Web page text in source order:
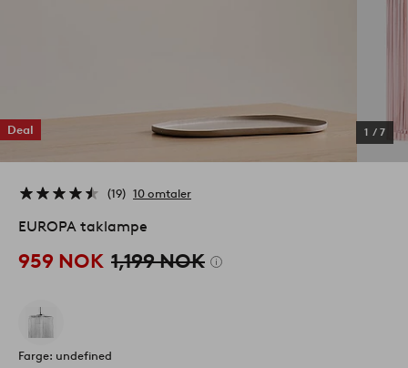
Deal 1 / 7
19 10 omtaler
EUROPA taklampe
959 NOK 1,199 NOK
Farge: undefined